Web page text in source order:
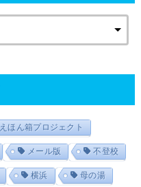
えほん箱プロジェクト
メール版 不登校
横浜 母の湯